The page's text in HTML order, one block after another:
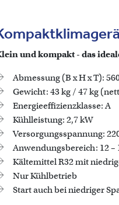
und kompakt - das
Abmessung (B x H x T):
Gewicht: 43 kg / 47 kg
Energieeffizienzklasse: A
Kühlleistung: 2,7 kW
Versorgungsspannung:
Anwendungsbereich: 12 –
Kältemittel R32 mit
Nur Kühlbetrieb
Start auch bei niedriger